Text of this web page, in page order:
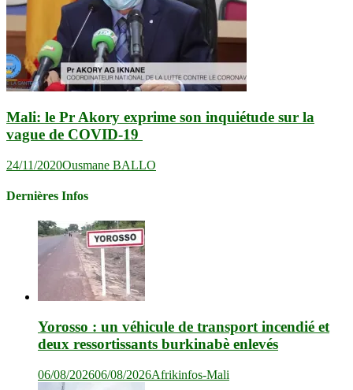
Mali: le Pr Akory exprime son inquiétude sur la
vague de COVID-19
24/11/2020Ousmane BALLO
Dernières Infos
Yorosso : un véhicule de transport incendié et
deux ressortissants burkinabè enlevés
06/08/202606/08/2026Afrikinfos-Mali